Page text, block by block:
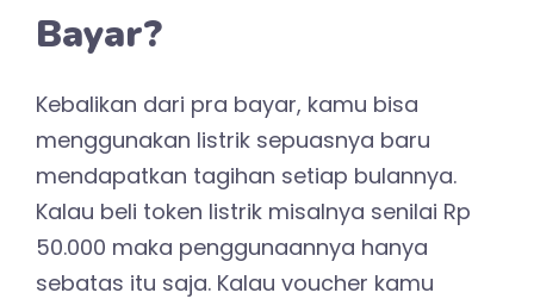
Bayar?
Kebalikan dari pra bayar, kamu bisa
menggunakan listrik sepuasnya baru
mendapatkan tagihan setiap bulannya.
Kalau beli token listrik misalnya senilai Rp
50.000 maka penggunaannya hanya
sebatas itu saja. Kalau voucher kamu